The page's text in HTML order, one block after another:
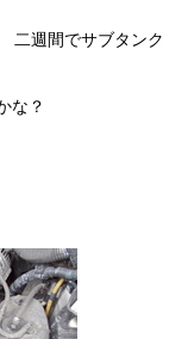
二週間でサブタンク
な？